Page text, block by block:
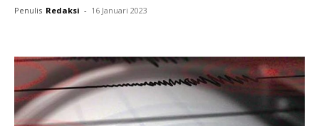
Penulis Redaksi - 16 Januari 2023